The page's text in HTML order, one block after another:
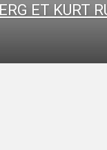
ET KURT